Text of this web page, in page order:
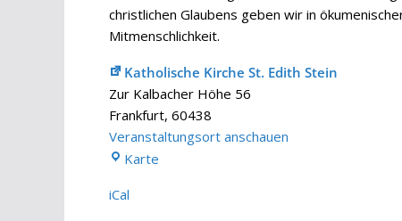
christlichen Glaubens geben wir in
Mitmenschlichkeit.
Katholische Kirche St. Edith Stein
Zur Kalbacher Höhe 56
Frankfurt, 60438
Veranstaltungsort anschauen
Karte
iCal